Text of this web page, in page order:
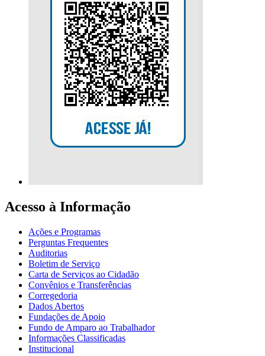
Acesso à Informação
Ações e Programas
Perguntas Frequentes
Auditorias
Boletim de Serviço
Carta de Serviços ao Cidadão
Convênios e Transferências
Corregedoria
Dados Abertos
Fundações de Apoio
Fundo de Amparo ao Trabalhador
Informações Classificadas
Institucional